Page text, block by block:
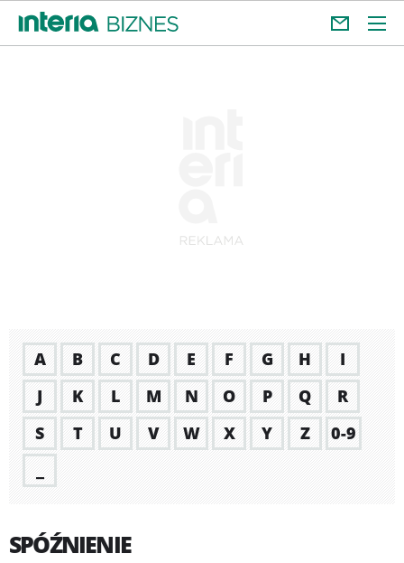
A B C D E F G H
I
J
K L M N O P Q
R
S
T U V W X Y Z
0-9
SPÓŹNIENIE